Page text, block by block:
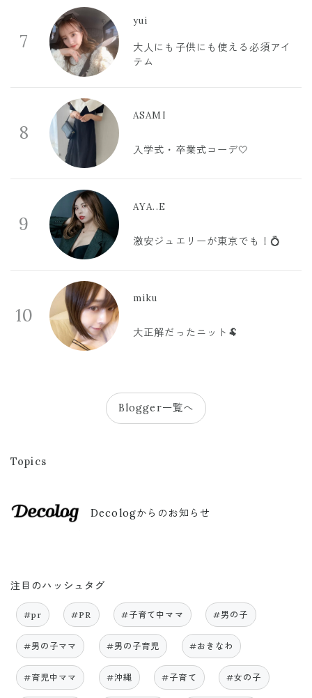
7
yui
大人にも子供にも使える必須アイ
テム
8
ASAMI
入学式・卒業式コーデ🤍
9
AYA..E
激安ジュエリーが東京でも！💍
10
miku
大正解だったニット🐏
Blogger一覧へ
Topics
Decologからのお知らせ
注目のハッシュタグ
#pr #PR #子育て中ママ #男の子
#男の子ママ #男の子育児 #おきなわ
#育児中ママ #沖縄 #子育て #女の子